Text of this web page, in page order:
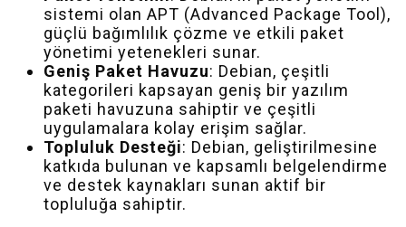
sistemi olan APT (Advanced Package Tool),
güçlü bağımlılık çözme ve etkili paket
yönetimi yetenekleri sunar.
Geniş Paket Havuzu: Debian, çeşitli
kategorileri kapsayan geniş bir yazılım
paketi havuzuna sahiptir ve çeşitli
uygulamalara kolay erişim sağlar.
Topluluk Desteği: Debian, geliştirilmesine
katkıda bulunan ve kapsamlı belgelendirme
ve destek kaynakları sunan aktif bir
topluluğa sahiptir.